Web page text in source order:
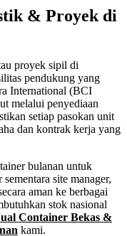
& Proyek di
proyek sipil di
pendukung yang
International (BCI
melalui penyediaan
setiap pasokan unit
dan kontrak kerja yang
bulanan untuk
site manager,
aman ke berbagai
stok nasional
Container Bekas &
kami.